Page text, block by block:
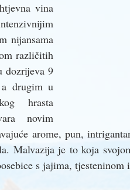
vina
nijansama
različitih
dozrijeva 9
drugim u
hrasta
novim
arome, pun,
Malvazija je to koja
s jajima, tjesteninom